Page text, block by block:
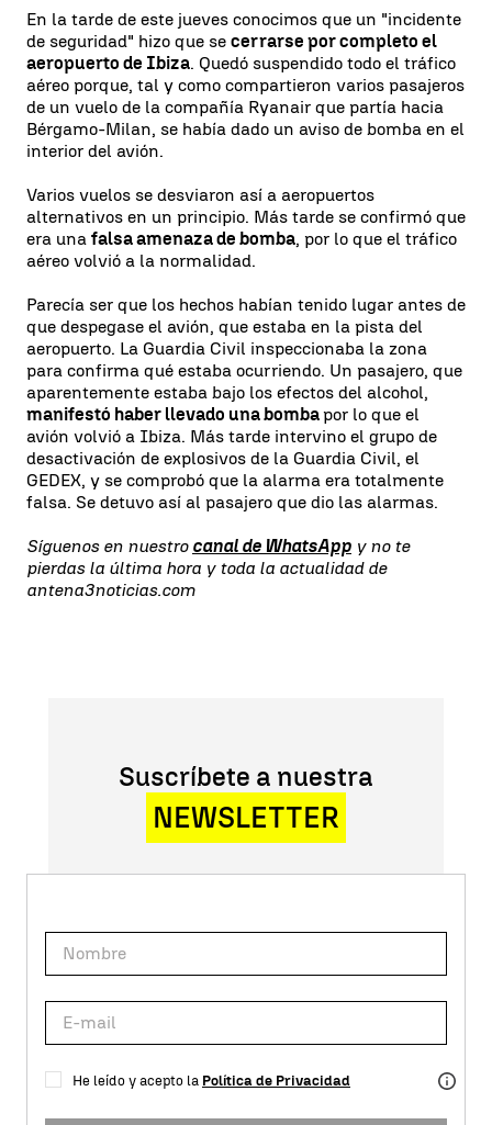
En la tarde de este jueves conocimos que un "incidente
de seguridad" hizo que se cerrarse por completo el
aeropuerto de Ibiza. Quedó suspendido todo el tráfico
aéreo porque, tal y como compartieron varios pasajeros
de un vuelo de la compañía Ryanair que partía hacia
Bérgamo-Milan, se había dado un aviso de bomba en el
interior del avión.
Varios vuelos se desviaron así a aeropuertos
alternativos en un principio. Más tarde se confirmó que
era una falsa amenaza de bomba, por lo que el tráfico
aéreo volvió a la normalidad.
Parecía ser que los hechos habían tenido lugar antes de
que despegase el avión, que estaba en la pista del
aeropuerto. La Guardia Civil inspeccionaba la zona
para confirma qué estaba ocurriendo. Un pasajero, que
aparentemente estaba bajo los efectos del alcohol,
manifestó haber llevado una bombapor lo que el
avión volvió a Ibiza. Más tarde intervino el grupo de
desactivación de explosivos de la Guardia Civil, el
GEDEX, y se comprobó que la alarma era totalmente
falsa. Se detuvo así al pasajero que dio las alarmas.
Síguenos en nuestro canal de WhatsApp y no te
pierdas la última hora y toda la actualidad de
antena3noticias.com
Suscríbete a nuestra
NEWSLETTER
He leído y acepto la Política de Privacidad